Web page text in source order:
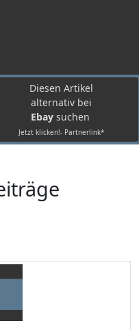
Diesen Artikel
alternativ bei
Ebay suchen
Jetzt klicken!- Partnerlink*